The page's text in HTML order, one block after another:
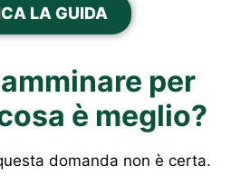
LA GUIDA
per
è meglio?
domanda non è certa.